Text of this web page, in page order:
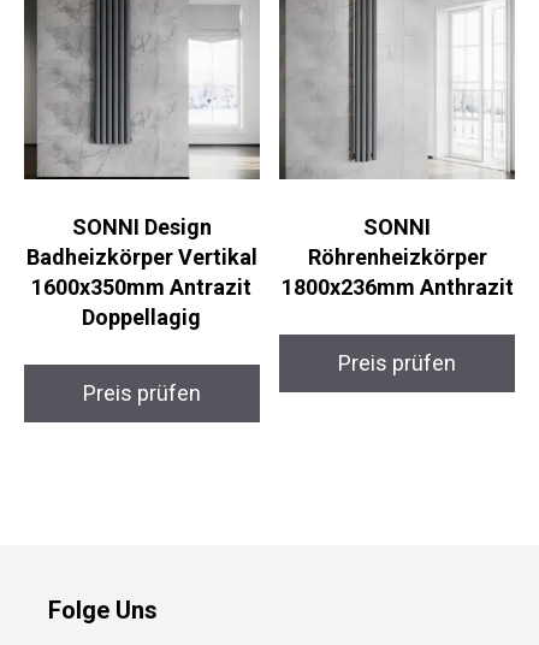
SONNI Design
Badheizkörper Vertikal
1600x350mm Antrazit
Doppellagig
Preis prüfen
SONNI
Röhrenheizkörper
1800x236mm Anthrazit
Preis prüfen
Folge Uns